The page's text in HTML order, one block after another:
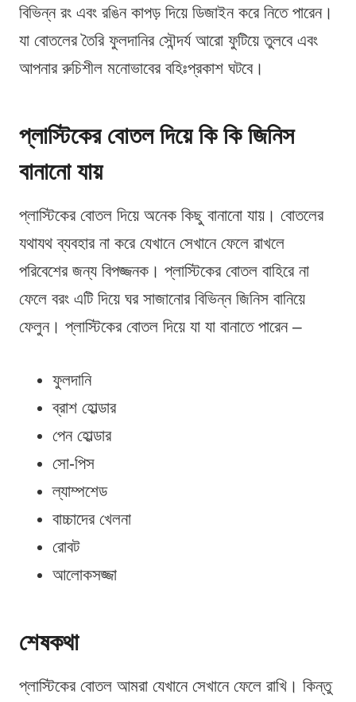
বিভিন্ন রং এবং রঙিন কাপড় দিয়ে ডিজাইন করে নিতে পারেন।
যা বোতলের তৈরি ফুলদানির সৌন্দর্য আরো ফুটিয়ে তুলবে এবং
আপনার রুচিশীল মনোভাবের বহিঃপ্রকাশ ঘটবে।
প্লাস্টিকের বোতল দিয়ে কি কি জিনিস
বানানো যায়
প্লাস্টিকের বোতল দিয়ে অনেক কিছু বানানো যায়। বোতলের
যথাযথ ব্যবহার না করে যেখানে সেখানে ফেলে রাখলে
পরিবেশের জন্য বিপজ্জনক। প্লাস্টিকের বোতল বাহিরে না
ফেলে বরং এটি দিয়ে ঘর সাজানোর বিভিন্ন জিনিস বানিয়ে
ফেলুন। প্লাস্টিকের বোতল দিয়ে যা যা বানাতে পারেন –
ফুলদানি
ব্রাশ হোল্ডার
পেন হোল্ডার
সো-পিস
ল্যাম্পশেড
বাচ্চাদের খেলনা
রোবট
আলোকসজ্জা
শেষকথা
প্লাস্টিকের বোতল আমরা যেখানে সেখানে ফেলে রাখি। কিন্তু